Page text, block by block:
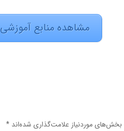
مشاهده منابع آموزشی
بخش‌های موردنیاز علامت‌گذاری شده‌اند*